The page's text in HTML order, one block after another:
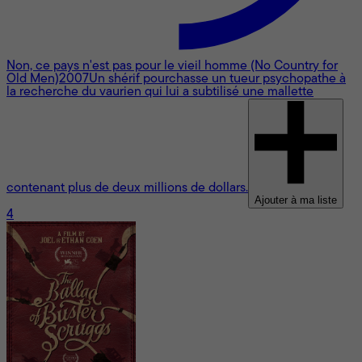
Non, ce pays n'est pas pour le vieil homme (No Country for
Old Men)2007Un shérif pourchasse un tueur psychopathe à
la recherche du vaurien qui lui a subtilisé une mallette
contenant plus de deux millions de dollars.
Ajouter à ma liste
4